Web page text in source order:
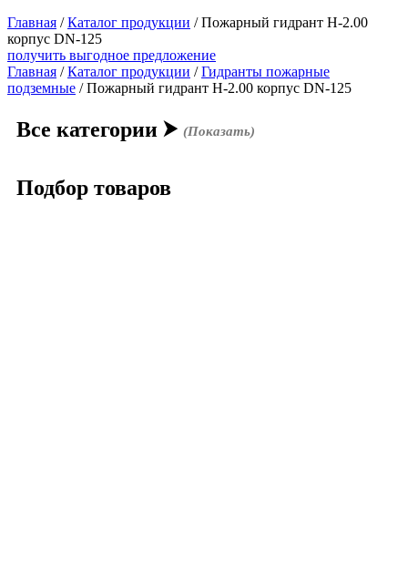
Главная /Каталог продукции /Пожарный гидрант Н-2.00
корпус DN-125
получить выгодное предложение
Главная /Каталог продукции /Гидранты пожарные
подземные / Пожарный гидрант Н-2.00 корпус DN-125
Все категории ⮞ (Показать)
Подбор товаров